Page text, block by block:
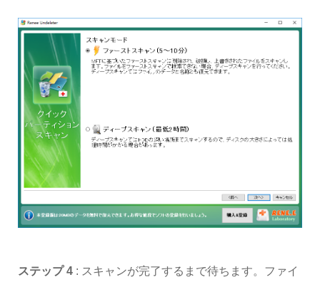
ステップ 4 : スキャンが完了するまで待ちます。ファイ